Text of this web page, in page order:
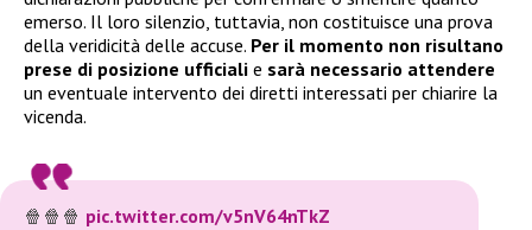
emerso. Il loro silenzio, tuttavia, non costituisce una prova
della veridicità delle accuse. Per il momento non risultano
prese di posizione ufficiali e sarà necessario attendere
un eventuale intervento dei diretti interessati per chiarire la
vicenda.
🍿🍿🍿 pic.twitter.com/v5nV64nTkZ